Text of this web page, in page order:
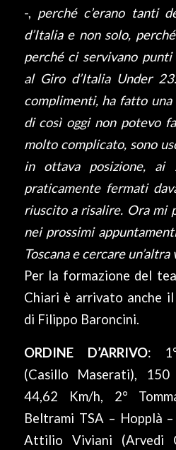
-, perché c’erano tanti
d’Italia e non solo,
perché ci servivano
al Giro d’Italia Under
complimenti, ha fatto
di così oggi non potevo
molto complicato, sono
in ottava posizione,
praticamente fermati
riuscito a risalire. Ora mi
nei prossimi
Toscana e cercare
Per la formazione del
Chiari è arrivato anche
di Filippo Baroncini.
ORDINE D’ARRIVO:
(Casillo Maserati),
44,62 Km/h, 2°
Beltrami TSA – Hopplà
Attilio Viviani (Arvedi